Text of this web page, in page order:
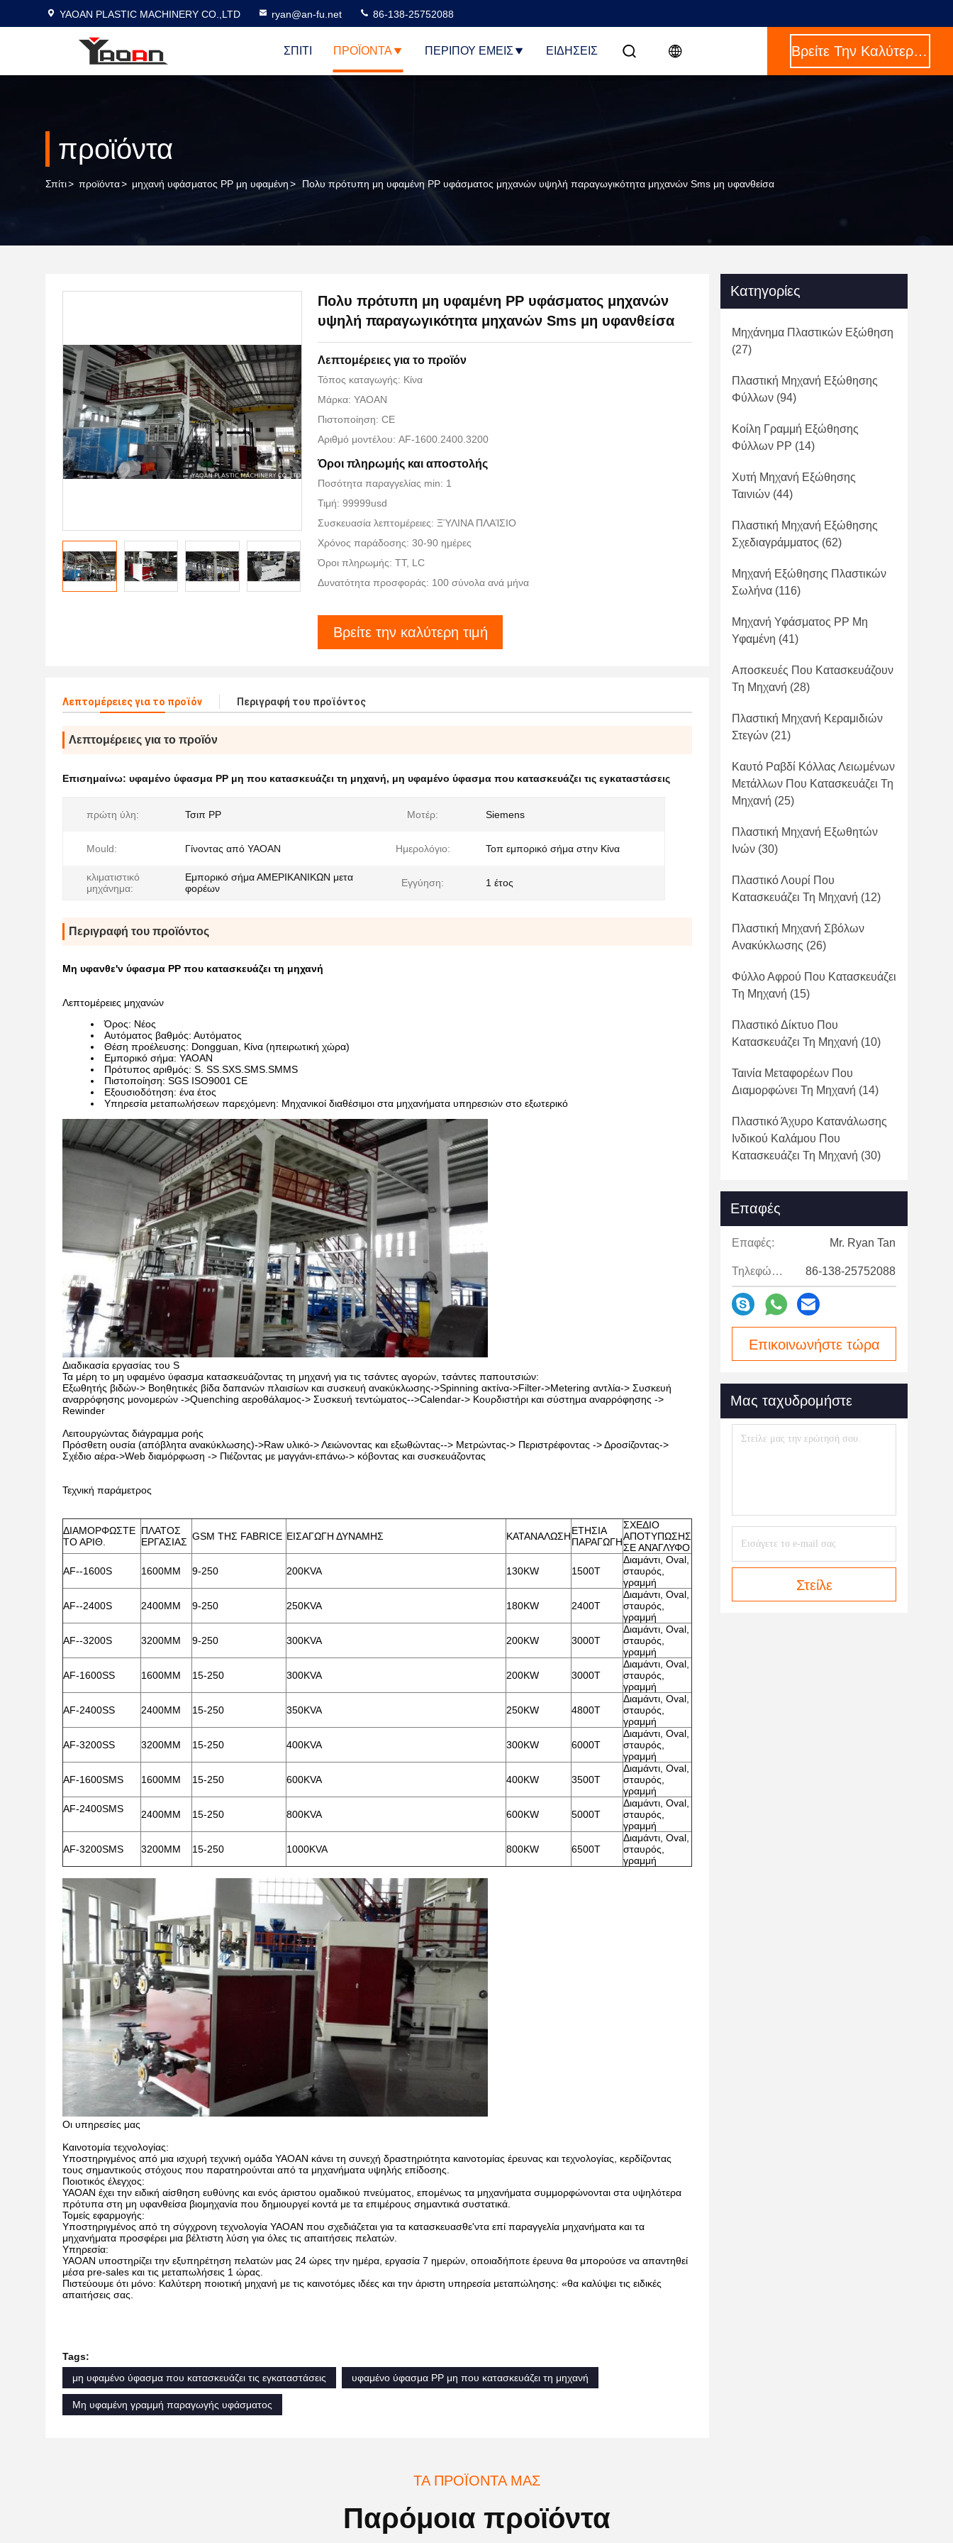
YAOAN PLASTIC MACHINERY CO.,LTD ryan@an-fu.net 86-138-25752088
ΣΠΊΤΙ ΠΡΟΪΌΝΤΑ ΠΕΡΊΠΟΥ ΕΜΕΊΣ ΕΙΔΗΣΕΙΣ Βρείτε Την Καλύτερη Τιμή
προϊόντα
Σπίτι> προϊόντα> μηχανή υφάσματος PP μη υφαμένη> Πολυ πρότυπη μη υφαμένη PP υφάσματος μηχανών υψηλή παραγωγικότητα μηχανών Sms μη υφανθείσα
Πολυ πρότυπη μη υφαμένη PP υφάσματος μηχανών
υψηλή παραγωγικότητα μηχανών Sms μη υφανθείσα
Λεπτομέρειες για το προϊόν
Τόπος καταγωγής: Κίνα
Μάρκα: YAOAN
Πιστοποίηση: CE
Αριθμό μοντέλου: AF-1600.2400.3200
Όροι πληρωμής και αποστολής
Ποσότητα παραγγελίας min: 1
Τιμή: 99999usd
Συσκευασία λεπτομέρειες: ΞΎΛΙΝΑ ΠΛΑΊΣΙΟ
Χρόνος παράδοσης: 30-90 ημέρες
Όροι πληρωμής: TT, LC
Δυνατότητα προσφοράς: 100 σύνολα ανά μήνα
Βρείτε την καλύτερη τιμή
Λεπτομέρειες για το προϊόν Περιγραφή του προϊόντος
Λεπτομέρειες για το προϊόν
Επισημαίνω: υφαμένο ύφασμα PP μη που κατασκευάζει τη μηχανή, μη υφαμένο ύφασμα που κατασκευάζει τις εγκαταστάσεις
πρώτη ύλη: Τσιπ PP Μοτέρ: Siemens
Mould: Γίνοντας από YAOAN Ημερολόγιο: Τοπ εμπορικό σήμα στην Κίνα
κλιματιστικό
μηχάνημα:
Εμπορικό σήμα ΑΜΕΡΙΚΑΝΙΚΩΝ μετα
φορέων
Εγγύηση: 1 έτος
Περιγραφή του προϊόντος
Μη υφανθε'ν ύφασμα PP που κατασκευάζει τη μηχανή
Λεπτομέρειες μηχανών
Όρος: Νέος
Αυτόματος βαθμός: Αυτόματος
Θέση προέλευσης: Dongguan, Κίνα (ηπειρωτική χώρα)
Εμπορικό σήμα: YAOAN
Πρότυπος αριθμός: S. SS.SXS.SMS.SMMS
Πιστοποίηση: SGS ISO9001 CE
Εξουσιοδότηση: ένα έτος
Υπηρεσία μεταπωλήσεων παρεχόμενη: Μηχανικοί διαθέσιμοι στα μηχανήματα υπηρεσιών στο εξωτερικό
Διαδικασία εργασίας του S
Τα μέρη το μη υφαμένο ύφασμα κατασκευάζοντας τη μηχανή για τις τσάντες αγορών, τσάντες παπουτσιών:
Εξωθητής βιδών-> Βοηθητικές βίδα δαπανών πλαισίων και συσκευή ανακύκλωσης->Spinning ακτίνα->Filter->Metering αντλία-> Συσκευή
αναρρόφησης μονομερών ->Quenching αεροθάλαμος-> Συσκευή τεντώματος-->Calendar-> Κουρδιστήρι και σύστημα αναρρόφησης ->
Rewinder
Λειτουργώντας διάγραμμα ροής
Πρόσθετη ουσία (απόβλητα ανακύκλωσης)->Raw υλικό-> Λειώνοντας και εξωθώντας--> Μετρώντας-> Περιστρέφοντας -> Δροσίζοντας->
Σχέδιο αέρα->Web διαμόρφωση -> Πιέζοντας με μαγγάνι-επάνω-> κόβοντας και συσκευάζοντας
Τεχνική παράμετρος
ΔΙΑΜΟΡΦΩΣΤΕ
ΤΟ ΑΡΙΘ.
ΠΛΑΤΟΣ
ΕΡΓΑΣΙΑΣ GSM ΤΗΣ FABRICE ΕΙΣΑΓΩΓΗ ΔΥΝΑΜΗΣ ΚΑΤΑΝΑΛΩΣΗΕΤΗΣΙΑ
ΠΑΡΑΓΩΓΗ
ΣΧΕΔΙΟ
ΑΠΟΤΥΠΩΣΗΣ
ΣΕ ΑΝΆΓΛΥΦΟ
AF--1600S 1600MM 9-250 200KVA 130KW 1500T
Διαμάντι, Oval,
σταυρός,
γραμμή
AF--2400S 2400MM 9-250 250KVA 180KW 2400T
Διαμάντι, Oval,
σταυρός,
γραμμή
AF--3200S 3200MM 9-250 300KVA 200KW 3000T
Διαμάντι, Oval,
σταυρός,
γραμμή
AF-1600SS 1600MM 15-250 300KVA 200KW 3000T
Διαμάντι, Oval,
σταυρός,
γραμμή
AF-2400SS 2400MM 15-250 350KVA 250KW 4800T
Διαμάντι, Oval,
σταυρός,
γραμμή
AF-3200SS 3200MM 15-250 400KVA 300KW 6000T
Διαμάντι, Oval,
σταυρός,
γραμμή
AF-1600SMS 1600MM 15-250 600KVA 400KW 3500T
Διαμάντι, Oval,
σταυρός,
γραμμή
AF-2400SMS
2400MM 15-250 800KVA 600KW 5000T
Διαμάντι, Oval,
σταυρός,
γραμμή
AF-3200SMS 3200MM 15-250 1000KVA 800KW 6500T
Διαμάντι, Oval,
σταυρός,
γραμμή
Οι υπηρεσίες μας
Καινοτομία τεχνολογίας:
Υποστηριγμένος από μια ισχυρή τεχνική ομάδα YAOAN κάνει τη συνεχή δραστηριότητα καινοτομίας έρευνας και τεχνολογίας, κερδίζοντας
τους σημαντικούς στόχους που παρατηρούνται από τα μηχανήματα υψηλής επίδοσης.
Ποιοτικός έλεγχος:
YAOAN έχει την ειδική αίσθηση ευθύνης και ενός άριστου ομαδικού πνεύματος, επομένως τα μηχανήματα συμμορφώνονται στα υψηλότερα
πρότυπα στη μη υφανθείσα βιομηχανία που δημιουργεί κοντά με τα επιμέρους σημαντικά συστατικά.
Τομείς εφαρμογής:
Υποστηριγμένος από τη σύγχρονη τεχνολογία YAOAN που σχεδιάζεται για τα κατασκευασθε'ντα επί παραγγελία μηχανήματα και τα
μηχανήματα προσφέρει μια βέλτιστη λύση για όλες τις απαιτήσεις πελατών.
Υπηρεσία:
YAOAN υποστηρίζει την εξυπηρέτηση πελατών μας 24 ώρες την ημέρα, εργασία 7 ημερών, οποιαδήποτε έρευνα θα μπορούσε να απαντηθεί
μέσα pre-sales και τις μεταπωλήσεις 1 ώρας.
Πιστεύουμε ότι μόνο: Καλύτερη ποιοτική μηχανή με τις καινοτόμες ιδέες και την άριστη υπηρεσία μεταπώλησης: «θα καλύψει τις ειδικές
απαιτήσεις σας.
Tags:
μη υφαμένο ύφασμα που κατασκευάζει τις εγκαταστάσεις
υφαμένο ύφασμα PP μη που κατασκευάζει τη μηχανή
Μη υφαμένη γραμμή παραγωγής υφάσματος
Κατηγορίες
Μηχάνημα Πλαστικών Εξώθηση
(27)
Πλαστική Μηχανή Εξώθησης
Φύλλων (94)
Κοίλη Γραμμή Εξώθησης
Φύλλων PP (14)
Χυτή Μηχανή Εξώθησης
Ταινιών (44)
Πλαστική Μηχανή Εξώθησης
Σχεδιαγράμματος (62)
Μηχανή Εξώθησης Πλαστικών
Σωλήνα (116)
Μηχανή Υφάσματος PP Μη
Υφαμένη (41)
Αποσκευές Που Κατασκευάζουν
Τη Μηχανή (28)
Πλαστική Μηχανή Κεραμιδιών
Στεγών (21)
Καυτό Ραβδί Κόλλας Λειωμένων
Μετάλλων Που Κατασκευάζει Τη
Μηχανή (25)
Πλαστική Μηχανή Εξωθητών
Ινών (30)
Πλαστικό Λουρί Που
Κατασκευάζει Τη Μηχανή (12)
Πλαστική Μηχανή Σβόλων
Ανακύκλωσης (26)
Φύλλο Αφρού Που Κατασκευάζει
Τη Μηχανή (15)
Πλαστικό Δίκτυο Που
Κατασκευάζει Τη Μηχανή (10)
Ταινία Μεταφορέων Που
Διαμορφώνει Τη Μηχανή (14)
Πλαστικό Άχυρο Κατανάλωσης
Ινδικού Καλάμου Που
Κατασκευάζει Τη Μηχανή (30)
Επαφές
Επαφές: Mr. Ryan Tan
Τηλεφώνημα: 86-138-25752088
Επικοινωνήστε τώρα
Μας ταχυδρομήστε
Στείλε
ΤΑ ΠΡΟΪΌΝΤΑ ΜΑΣ
Παρόμοια προϊόντα